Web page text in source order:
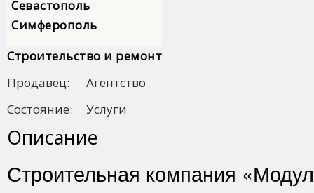
Севастополь
Симферополь
Строительство и ремонт
Продавец:
Агентство
Состояние:
Услуги
Описание
Строительная компания